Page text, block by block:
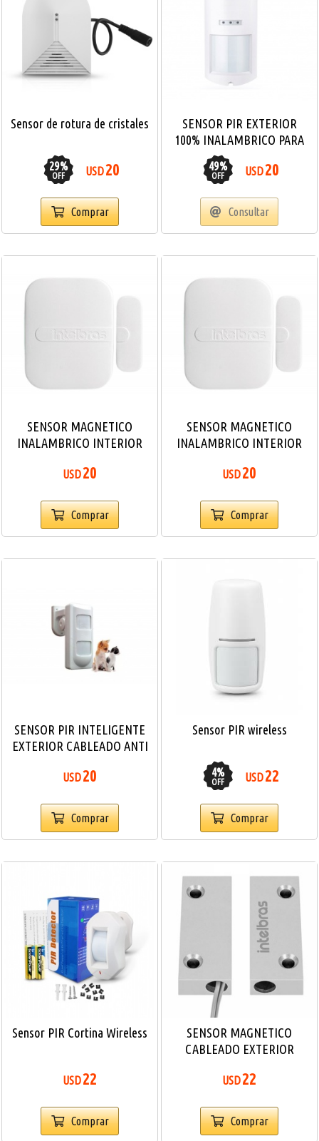
Sensor de rotura de cristales
29%
OFF USD20
Comprar
SENSOR PIR EXTERIOR
100% INALAMBRICO PARA
ALARMAS GSM 433MHZ
49%
OFF USD20
Consultar
SENSOR MAGNETICO
INALAMBRICO INTERIOR
USD20
Comprar
SENSOR MAGNETICO
INALAMBRICO INTERIOR
USD20
Comprar
SENSOR PIR INTELIGENTE
EXTERIOR CABLEADO ANTI
USD20
Comprar
Sensor PIR wireless
4%
OFF USD22
Comprar
Sensor PIR Cortina Wireless
USD22
Comprar
SENSOR MAGNETICO
CABLEADO EXTERIOR
USD22
Comprar